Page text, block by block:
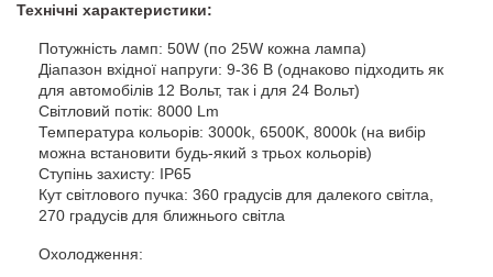
Технічні характеристики:
Потужність ламп: 50W (по 25W кожна лампа)
Діапазон вхідної напруги: 9-36 В (однаково підходить як
для автомобілів 12 Вольт, так і для 24 Вольт)
Світловий потік: 8000 Lm
Температура кольорів: 3000k, 6500K, 8000k (на вибір
можна встановити будь-який з трьох кольорів)
Ступінь захисту: IP65
Кут світлового пучка: 360 градусів для далекого світла,
270 градусів для ближнього світла
Охолодження: